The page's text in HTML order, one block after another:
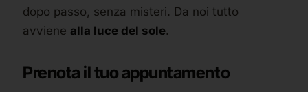
dopo passo, senza misteri. Da noi tutto
avviene alla luce del sole.
Prenota il tuo appuntamento